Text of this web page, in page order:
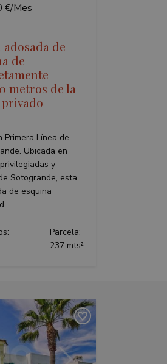
€/Mes
de
de
metros de la
Primera Línea de
Ubicada en
y
Sotogrande, esta
de esquina
Parcela:
237 mts²